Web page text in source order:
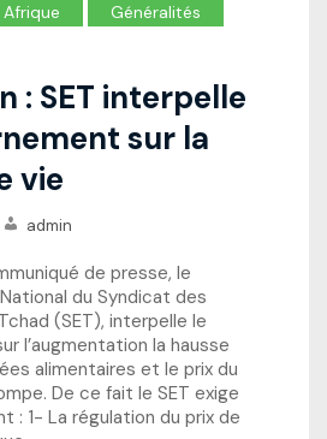
Afrique
Généralités
: SET interpelle
sur la
vie
admin
de presse, le
du Syndicat des
(SET), interpelle le
l’augmentation la hausse
alimentaires et le prix du
De ce fait le SET exige
: 1- La régulation du prix de